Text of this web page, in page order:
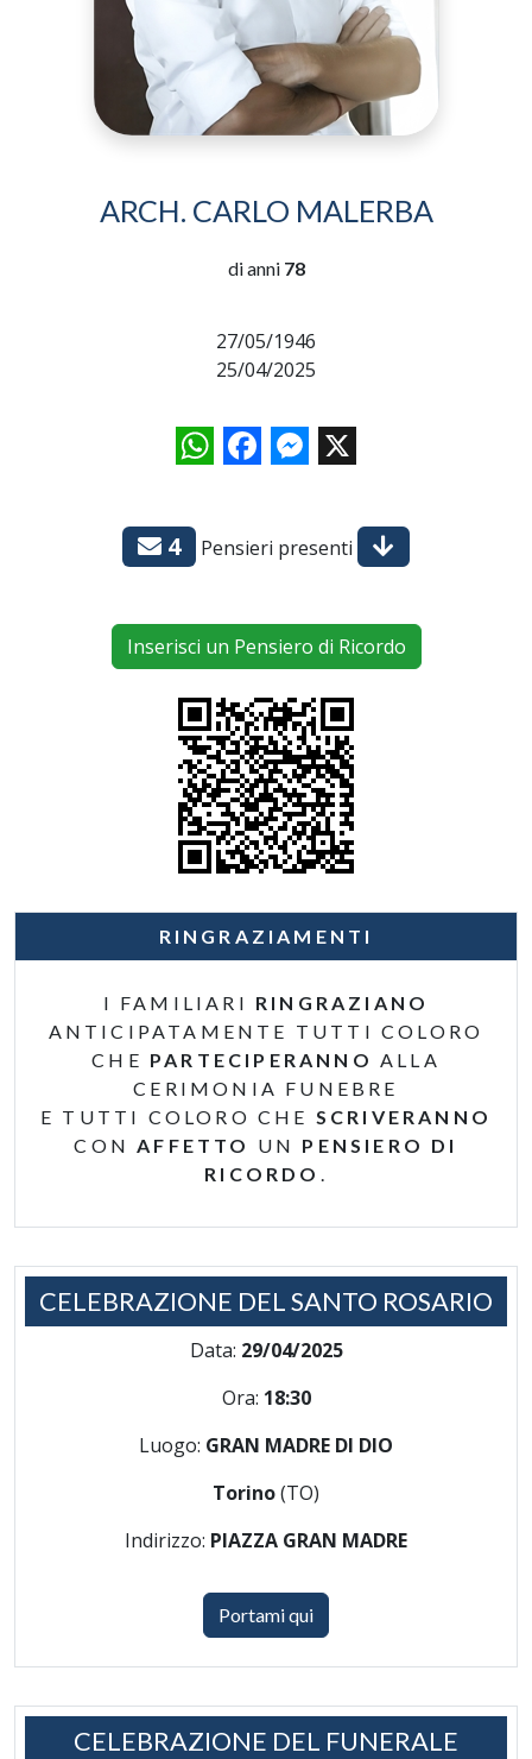
ARCH. CARLO MALERBA
di anni 78
27/05/1946
25/04/2025
WhatsAppFacebookMessenger
X
4 Pensieri presenti
Inserisci un Pensiero di Ricordo
RINGRAZIAMENTI
I FAMILIARI RINGRAZIANO
ANTICIPATAMENTE TUTTI COLORO
CHE PARTECIPERANNO ALLA
CERIMONIA FUNEBRE
E TUTTI COLORO CHE SCRIVERANNO
CONAFFETTO UN PENSIERO DI
RICORDO .
CELEBRAZIONE DEL SANTO ROSARIO
Data: 29/04/2025
Ora: 18:30
Luogo: GRAN MADRE DI DIO
Torino(TO)
Indirizzo: PIAZZA GRAN MADRE
Portami qui
CELEBRAZIONE DEL FUNERALE